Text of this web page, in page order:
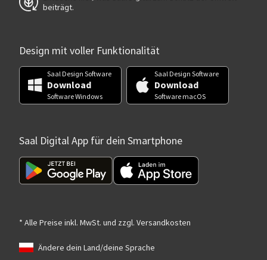
beiträgt.
Design mit voller Funktionalität
Saal Design Software
Download
Software Windows
Saal Design Software
Download
Software macOS
Saal Digital App für dein Smartphone
* Alle Preise inkl. MwSt. und zzgl. Versandkosten
Ändere dein Land/deine Sprache